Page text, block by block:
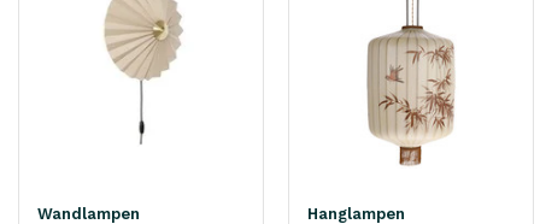
Wandlampen Hanglampen